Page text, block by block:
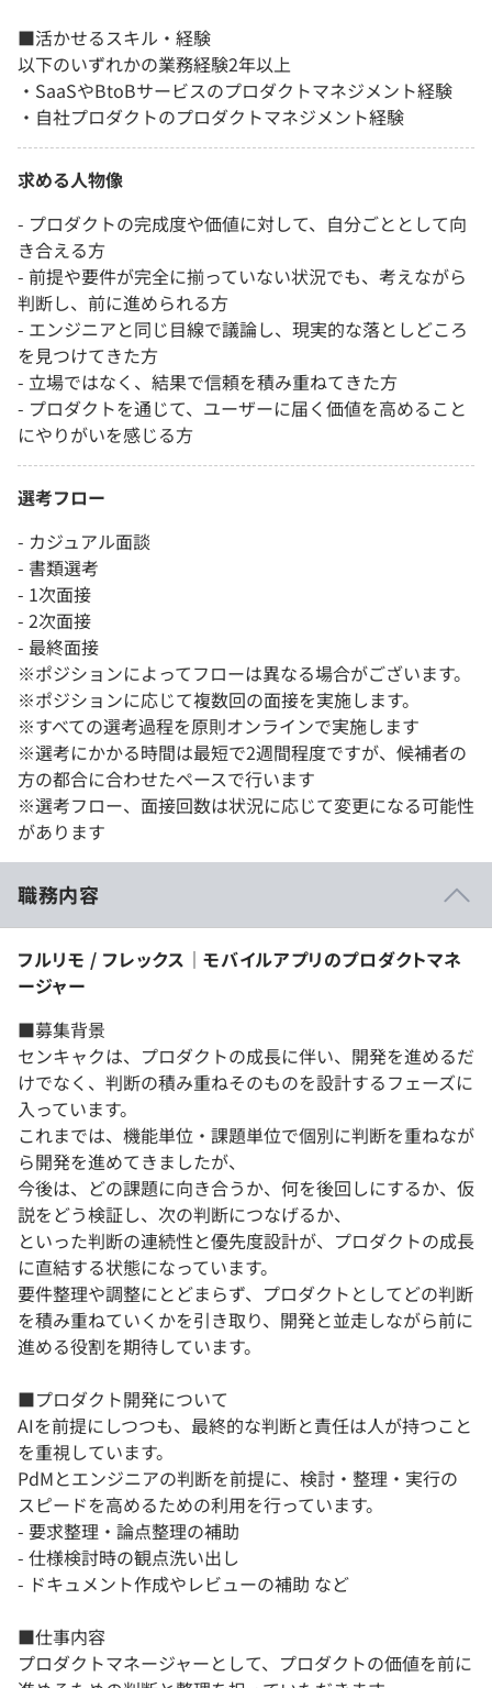
■活かせるスキル・経験
以下のいずれかの業務経験2年以上
・SaaSやBtoBサービスのプロダクトマネジメント経験
・自社プロダクトのプロダクトマネジメント経験
求める人物像
- プロダクトの完成度や価値に対して、自分ごととして向
き合える方
- 前提や要件が完全に揃っていない状況でも、考えながら
判断し、前に進められる方
- エンジニアと同じ目線で議論し、現実的な落としどころ
を見つけてきた方
- 立場ではなく、結果で信頼を積み重ねてきた方
- プロダクトを通じて、ユーザーに届く価値を高めること
にやりがいを感じる方
選考フロー
- カジュアル面談
- 書類選考
- 1次面接
- 2次面接
- 最終面接
※ポジションによってフローは異なる場合がございます。
※ポジションに応じて複数回の面接を実施します。
※すべての選考過程を原則オンラインで実施します
※選考にかかる時間は最短で2週間程度ですが、候補者の
方の都合に合わせたペースで行います
※選考フロー、面接回数は状況に応じて変更になる可能性
があります
職務内容
フルリモ / フレックス｜モバイルアプリのプロダクトマネ
ージャー
■募集背景
センキャクは、プロダクトの成長に伴い、開発を進めるだ
けでなく、判断の積み重ねそのものを設計するフェーズに
入っています。
これまでは、機能単位・課題単位で個別に判断を重ねなが
ら開発を進めてきましたが、
今後は、どの課題に向き合うか、何を後回しにするか、仮
説をどう検証し、次の判断につなげるか、
といった判断の連続性と優先度設計が、プロダクトの成長
に直結する状態になっています。
要件整理や調整にとどまらず、プロダクトとしてどの判断
を積み重ねていくかを引き取り、開発と並走しながら前に
進める役割を期待しています。
■プロダクト開発について
AIを前提にしつつも、最終的な判断と責任は人が持つこと
を重視しています。
PdMとエンジニアの判断を前提に、検討・整理・実行の
スピードを高めるための利用を行っています。
- 要求整理・論点整理の補助
- 仕様検討時の観点洗い出し
- ドキュメント作成やレビューの補助 など
■仕事内容
プロダクトマネージャーとして、プロダクトの価値を前に